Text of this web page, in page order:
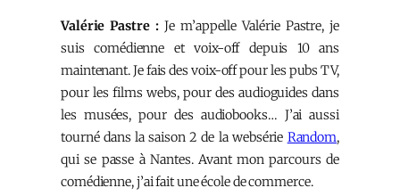
Valérie Pastre :Je m’appelle Valérie Pastre, je
suis comédienne et voix-off depuis 10 ans
maintenant. Je fais des voix-off pour les pubs TV,
pour les films webs, pour des audioguides dans
les musées, pour des audiobooks… J’ai aussi
tourné dans la saison 2 de la websérie Random,
qui se passe à Nantes. Avant mon parcours de
comédienne, j’ai fait une école de commerce.